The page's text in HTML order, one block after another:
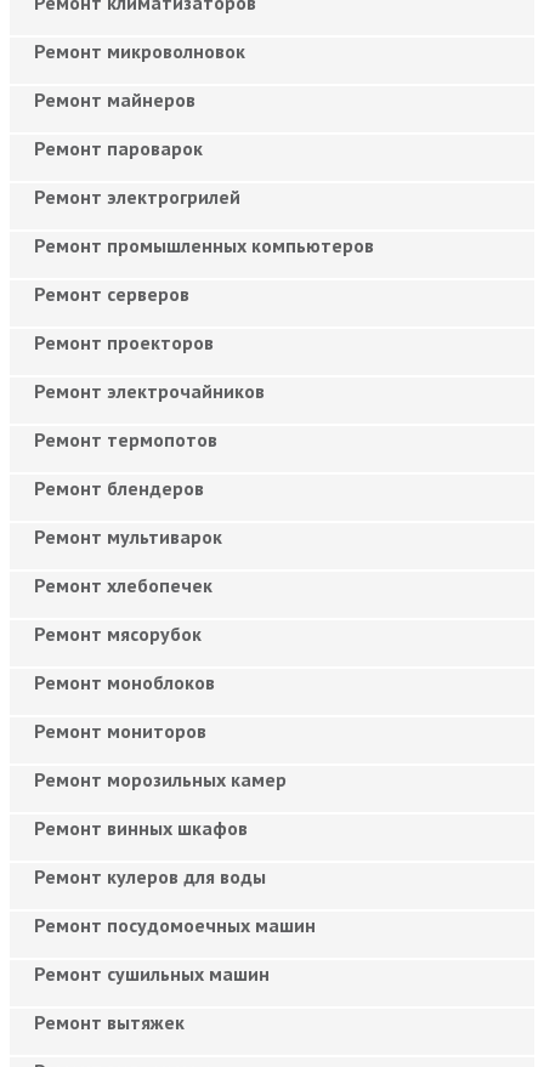
Ремонт микроволновок
Ремонт майнеров
Ремонт пароварок
Ремонт электрогрилей
Ремонт промышленных компьютеров
Ремонт серверов
Ремонт проекторов
Ремонт электрочайников
Ремонт термопотов
Ремонт блендеров
Ремонт мультиварок
Ремонт хлебопечек
Ремонт мясорубок
Ремонт моноблоков
Ремонт мониторов
Ремонт морозильных камер
Ремонт винных шкафов
Ремонт кулеров для воды
Ремонт посудомоечных машин
Ремонт сушильных машин
Ремонт вытяжек